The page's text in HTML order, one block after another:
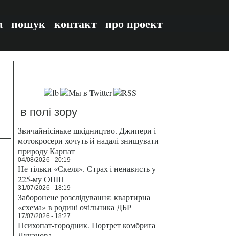
пошук контакт про проект
в полі зору
Звичайнісіньке шкідництво. Джипери і
мотокросери хочуть й надалі знищувати
природу Карпат
04/08/2026 - 20:19
Не тільки «Скеля». Страх і ненависть у
225-му ОШП
31/07/2026 - 18:19
Заборонене розслідування: квартирна
«схема» в родині очільника ДБР
17/07/2026 - 18:27
Психопат-городник. Портрет комбрига